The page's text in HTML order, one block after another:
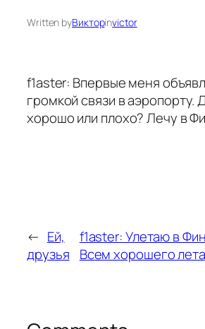
Written byВикторinvictor
f1aster: Впервые меня
громкой связи в аэропорту.
хорошо или плохо? Лечу в
← Ей,
друзья
f1aster: Улетаю в
Всем хорошего